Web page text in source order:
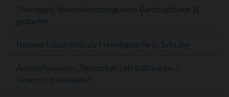
Thüringen: Investitionsprogramm GanztagInvest II
gestartet
Hessen: Ukrainisch als Fremdsprache in Schulen
Auszeichnungen „Deutscher Lehrkräftepreis –
Unterricht innovativ“